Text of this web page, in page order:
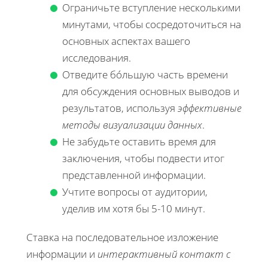
Ограничьте вступление несколькими
минутами, чтобы сосредоточиться на
основных аспектах вашего
исследования.
Отведите бóльшую часть времени
для обсуждения основных выводов и
результатов, используя эффективные
методы визуализации данных.
Не забудьте оставить время для
заключения, чтобы подвести итог
представленной информации.
Учтите вопросы от аудитории,
уделив им хотя бы 5-10 минут.
Ставка на последовательное изложение
информации и интерактивный контакт с